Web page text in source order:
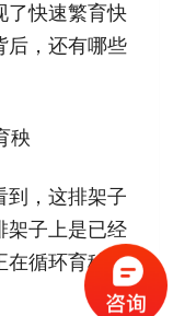
了快速繁育快
后，还有哪些
秧
到，这排架子
架子上是已经
在循环育秧机